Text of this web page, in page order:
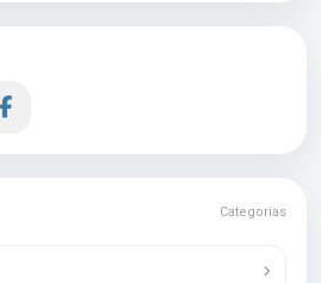
Categorias